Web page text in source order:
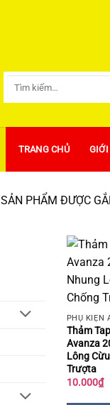
TRANG CHỦ
SẢN PHẨM ĐƯỢC
PHỤ KIỆN
Thảm
Avanza
Lông
Trượta
10.000₫